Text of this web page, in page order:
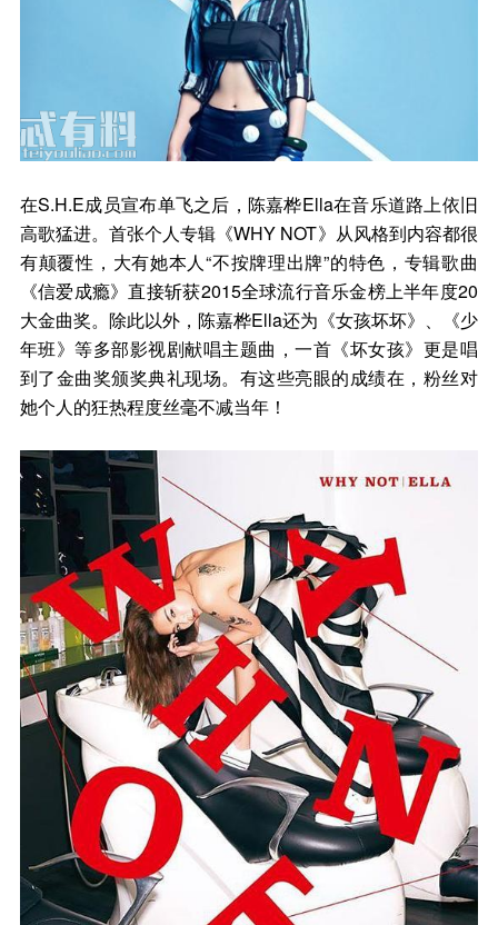
在S.H.E成员宣布单飞之后，陈嘉桦Ella在音乐道路上依旧
高歌猛进。首张个人专辑《WHY NOT》从风格到内容都很
有颠覆性，大有她本人“不按牌理出牌”的特色，专辑歌曲
《信爱成瘾》直接斩获2015全球流行音乐金榜上半年度20
大金曲奖。除此以外，陈嘉桦Ella还为《女孩坏坏》、《少
年班》等多部影视剧献唱主题曲，一首《坏女孩》更是唱
到了金曲奖颁奖典礼现场。有这些亮眼的成绩在，粉丝对
她个人的狂热程度丝毫不减当年！